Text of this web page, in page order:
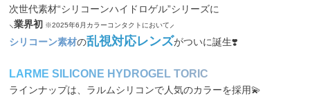
次世代素材“シリコーンハイドロゲル”シリーズに
⸜業界初 ※2025年6月カラーコンタクトにおいて ⸝
シリコーン素材の乱視対応レンズがついに誕生❣️
LA R M E S L CON E H Y D ROGE L TOR C
ラインナップは、ラルムシリコンで人気のカラーを採用💫